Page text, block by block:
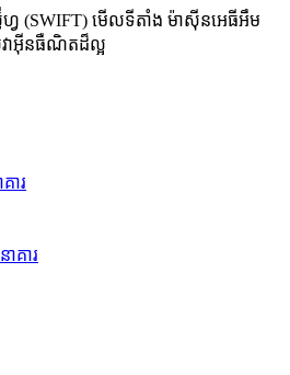
ហ្វ (SWIFT) មើលទីតាំង ម៉ាស៊ីនអេធីអឹម
វាអ៊ីនធឺណិតដ៏ល្អ
ារ
គារ